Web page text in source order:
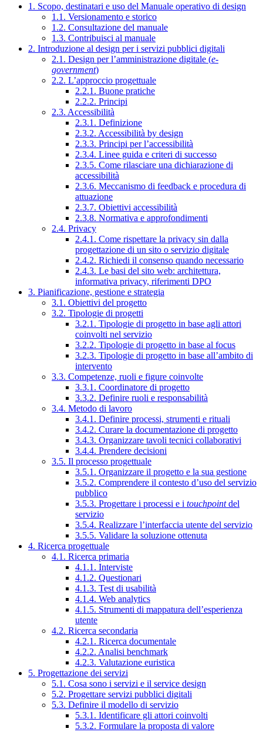
1. Scopo, destinatari e uso del Manuale operativo di design
1.1. Versionamento e storico
1.2. Consultazione del manuale
1.3. Contribuisci al manuale
2. Introduzione al design per i servizi pubblici digitali
2.1. Design per l’amministrazione digitale (e-
government)
2.2. L’approccio progettuale
2.2.1. Buone pratiche
2.2.2. Principi
2.3. Accessibilità
2.3.1. Definizione
2.3.2. Accessibilità by design
2.3.3. Principi per l’accessibilità
2.3.4. Linee guida e criteri di successo
2.3.5. Come rilasciare una dichiarazione di
accessibilità
2.3.6. Meccanismo di feedback e procedura di
attuazione
2.3.7. Obiettivi accessibilità
2.3.8. Normativa e approfondimenti
2.4. Privacy
2.4.1. Come rispettare la privacy sin dalla
progettazione di un sito o servizio digitale
2.4.2. Richiedi il consenso quando necessario
2.4.3. Le basi del sito web: architettura,
informativa privacy, riferimenti DPO
3. Pianificazione, gestione e strategia
3.1. Obiettivi del progetto
3.2. Tipologie di progetti
3.2.1. Tipologie di progetto in base agli attori
coinvolti nel servizio
3.2.2. Tipologie di progetto in base al focus
3.2.3. Tipologie di progetto in base all’ambito di
intervento
3.3. Competenze, ruoli e figure coinvolte
3.3.1. Coordinatore di progetto
3.3.2. Definire ruoli e responsabilità
3.4. Metodo di lavoro
3.4.1. Definire processi, strumenti e rituali
3.4.2. Curare la documentazione di progetto
3.4.3. Organizzare tavoli tecnici collaborativi
3.4.4. Prendere decisioni
3.5. Il processo progettuale
3.5.1. Organizzare il progetto e la sua gestione
3.5.2. Comprendere il contesto d’uso del servizio
pubblico
3.5.3. Progettare i processi e i touchpointdel
servizio
3.5.4. Realizzare l’interfaccia utente del servizio
3.5.5. Validare la soluzione ottenuta
4. Ricerca progettuale
4.1. Ricerca primaria
4.1.1. Interviste
4.1.2. Questionari
4.1.3. Test di usabilità
4.1.4. Web analytics
4.1.5. Strumenti di mappatura dell’esperienza
utente
4.2. Ricerca secondaria
4.2.1. Ricerca documentale
4.2.2. Analisi benchmark
4.2.3. Valutazione euristica
5. Progettazione dei servizi
5.1. Cosa sono i servizi e il service design
5.2. Progettare servizi pubblici digitali
5.3. Definire il modello di servizio
5.3.1. Identificare gli attori coinvolti
5.3.2. Formulare la proposta di valore